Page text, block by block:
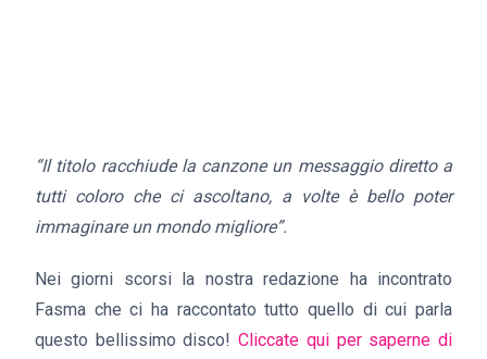
“Il titolo racchiude la canzone un messaggio diretto a
tutti coloro che ci ascoltano, a volte è bello poter
immaginare un mondo migliore”.
Nei giorni scorsi la nostra redazione ha incontrato
Fasma che ci ha raccontato tutto quello di cui parla
questo bellissimo disco!Cliccate qui per saperne di